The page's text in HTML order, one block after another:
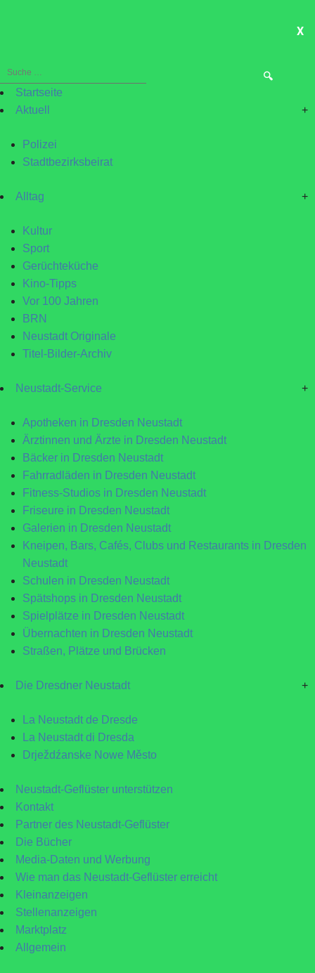
X
Suche
nach:Startseite
Aktuell
+
Polizei
Stadtbezirksbeirat
Alltag +
Kultur
Sport
Gerüchteküche
Kino-Tipps
Vor 100 Jahren
BRN
Neustadt Originale
Titel-Bilder-Archiv
Neustadt-Service +
Apotheken in Dresden Neustadt
Ärztinnen und Ärzte in Dresden Neustadt
Bäcker in Dresden Neustadt
Fahrradläden in Dresden Neustadt
Fitness-Studios in Dresden Neustadt
Friseure in Dresden Neustadt
Galerien in Dresden Neustadt
Kneipen, Bars, Cafés, Clubs und Restaurants in Dresden
Neustadt
Schulen in Dresden Neustadt
Spätshops in Dresden Neustadt
Spielplätze in Dresden Neustadt
Übernachten in Dresden Neustadt
Straßen, Plätze und Brücken
Die Dresdner Neustadt +
La Neustadt de Dresde
La Neustadt di Dresda
Drježdźanske Nowe Město
Neustadt-Geflüster unterstützen
Kontakt
Partner des Neustadt-Geflüster
Die Bücher
Media-Daten und Werbung
Wie man das Neustadt-Geflüster erreicht
Kleinanzeigen
Stellenanzeigen
Marktplatz
Allgemein